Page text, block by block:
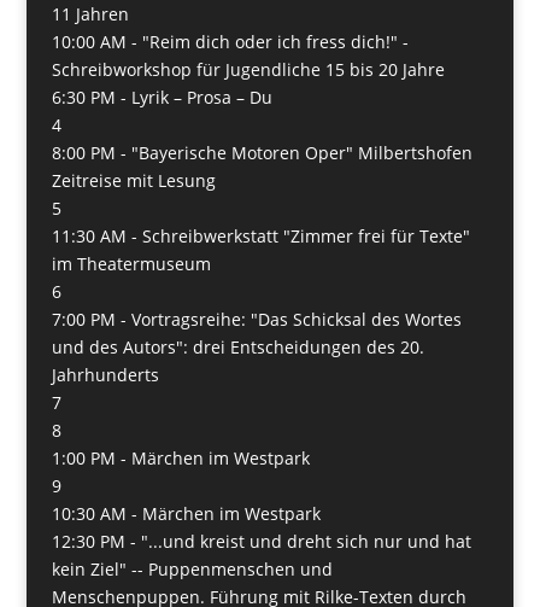
11 Jahren
10:00 AM - "Reim dich oder ich fress dich!" -
Schreibworkshop für Jugendliche 15 bis 20 Jahre
6:30 PM - Lyrik – Prosa – Du
4
8:00 PM - "Bayerische Motoren Oper" Milbertshofen
Zeitreise mit Lesung
5
11:30 AM - Schreibwerkstatt "Zimmer frei für Texte"
im Theatermuseum
6
7:00 PM - Vortragsreihe: "Das Schicksal des Wortes
und des Autors": drei Entscheidungen des 20.
Jahrhunderts
7
8
1:00 PM - Märchen im Westpark
9
10:30 AM - Märchen im Westpark
12:30 PM - "...und kreist und dreht sich nur und hat
kein Ziel" -- Puppenmenschen und
Menschenpuppen. Führung mit Rilke-Texten durch